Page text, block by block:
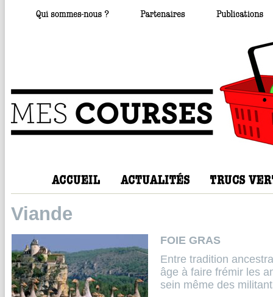
Viande
FOIE GRAS
Entre tradition
âge à faire frémir les
sein même des